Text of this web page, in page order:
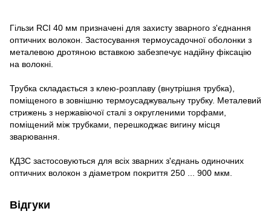
Гільзи RCI 40 мм призначені для захисту зварного з'єднання
оптичних волокон. Застосування термоусадочної оболонки з
металевою дротяною вставкою забезпечує надійну фіксацію
на волокні.
Трубка складається з клею-розплаву (внутрішня трубка),
поміщеного в зовнішню термоусаджувальну трубку. Металевий
стрижень з нержавіючої сталі з округленими торфами,
поміщений між трубками, перешкоджає вигину місця
зварювання.
КДЗС застосовуються для всіх зварних з'єднань одиночних
оптичних волокон з діаметром покриття 250 ... 900 мкм.
Відгуки